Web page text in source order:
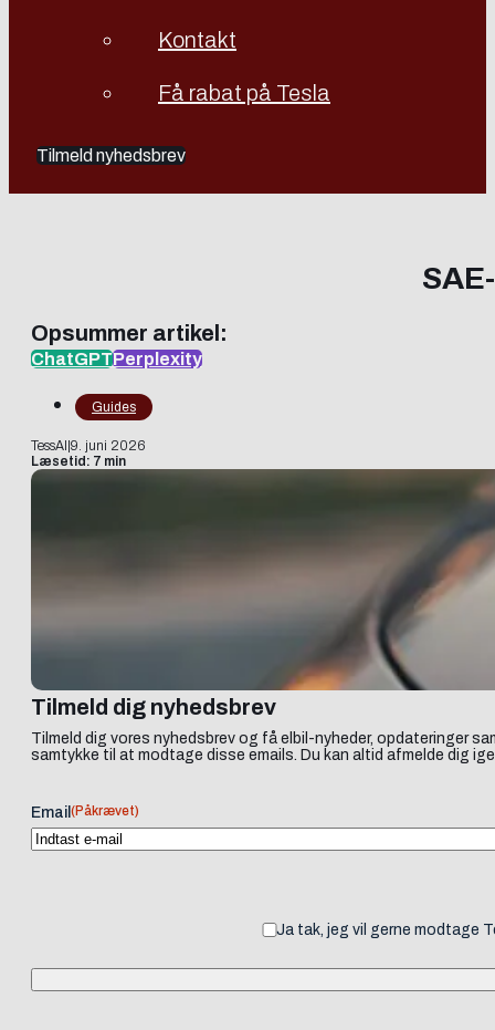
Kontakt
Få rabat på Tesla
Tilmeld nyhedsbrev
Opsummer artikel:
ChatGPTPerplexity
Guides
TessAI 9. juni 2026
Læsetid: 7 min
Tilmeld dig nyhedsbrev
Tilmeld dig vores nyhedsbrev og få elbil-nyheder, opdateringer
samtykke til at modtage disse emails. Du kan altid afmelde dig
Email (Påkrævet)
Ja tak, jeg vil gerne modtage